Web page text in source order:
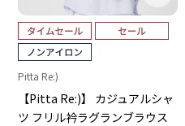
Pitta Re:)
【Pitta Re:)】 カジュアルシャ
ツ フリル衿ラグランブラウス